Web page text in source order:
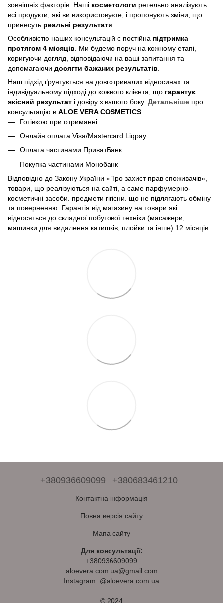
зовнішніх факторів. Наші косметологи ретельно аналізують
всі продукти, які ви використовуєте, і пропонують зміни, що
принесуть реальні результати
Особливістю наших консультацій є постійна підтримка
протягом 4 місяців . Ми будемо поруч на кожному етапі,
коригуючи догляд, відповідаючи на ваші запитання та
допомагаючи досягти бажаних результатів
Наш підхід ґрунтується на довготривалих відносинах та
індивідуальному підході до кожного клієнта, що гарантує
якісний результат і довіру з вашого боку. Детальніше про
консультацію в ALOE VERA COSMETICS
Готівкою при отриманні
Онлайн оплата Visa/Mastercard Liqpay
Оплата частинами ПриватБанк
Покупка частинами Монобанк
Відповідно до Закону України «Про захист прав споживачів»,
товари, що реалізуються на сайті, а саме парфумерно-
косметичні засоби, предмети гігієни, що не підлягають обміну
та поверненню. Гарантія від магазину на товари які
відносяться до складної побутової техніки (масажери,
машинки для видалення катишків, плойки та інше) 12 місяців.
+380936609099 +380683461210
Контактна інформація
Повна версія сайту
Мапа сайту
Для консультації:
+380936609099
aloevera.com.ua@gmail.com
Instagram: @aloevera.com.ua
© 2024